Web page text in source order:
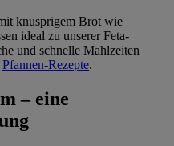
knusprigem Brot wie
ideal zu unserer Feta-
und schnelle Mahlzeiten
Pfannen-Rezepte.
– eine